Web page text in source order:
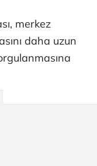
merkez
daha uzun